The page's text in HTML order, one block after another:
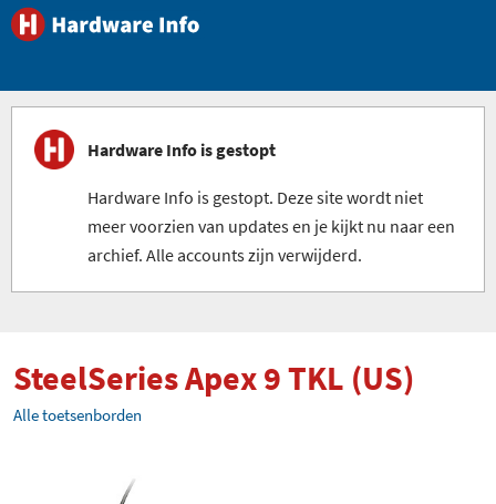
Hardware Info is gestopt
Hardware Info is gestopt. Deze site wordt niet
meer voorzien van updates en je kijkt nu naar een
archief. Alle accounts zijn verwijderd.
SteelSeries Apex 9 TKL (US)
Alle toetsenborden